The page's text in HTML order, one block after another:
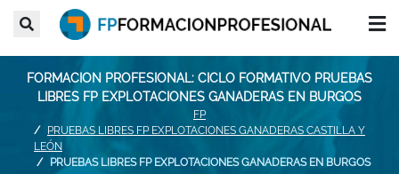
FORMACION PROFESIONAL: CICLO FORMATIVO PRUEBAS
LIBRES FP EXPLOTACIONES GANADERAS EN BURGOS
FP
PRUEBAS LIBRES FP EXPLOTACIONES GANADERAS CASTILLA Y
LEÓN
PRUEBAS LIBRES FP EXPLOTACIONES GANADERAS EN BURGOS